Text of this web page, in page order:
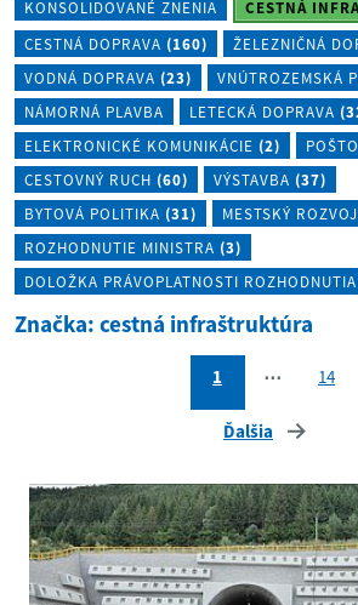
)
KONSOLIDOVANÉ ZNENIA
CESTNÁ
CESTNÁ DOPRAVA (160) ŽELEZNIČNÁ
VODNÁ DOPRAVA (23) VNÚTROZEMSKÁ
NÁMORNÁ PLAVBA
LETECKÁ DOPRAVA
ELEKTRONICKÉ KOMUNIKÁCIE (2)
CESTOVNÝ RUCH (60) VÝSTAVBA (37)
BYTOVÁ POLITIKA (31) MESTSKÝ ROZVOJ
ROZHODNUTIE MINISTRA (3)
DOLOŽKA PRÁVOPLATNOSTI ROZHODNUTIA
Značka: cestná infraštruktúra
1 ⋯ 14
Ďalšia